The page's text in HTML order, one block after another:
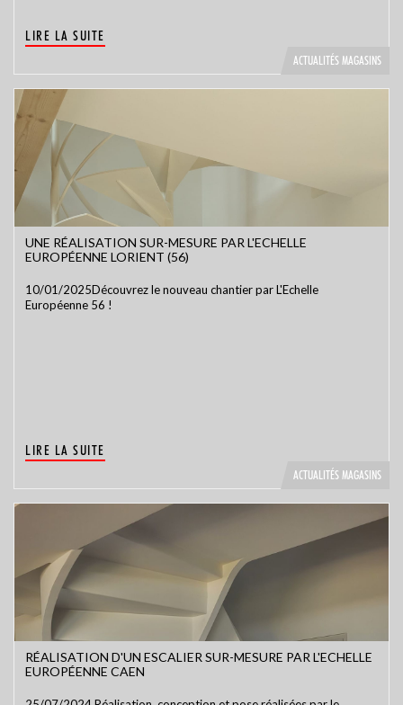
LIRE LA SUITE
ACTUALITÉS MAGASINS
UNE RÉALISATION SUR-MESURE PAR L'ECHELLE
EUROPÉENNE LORIENT (56)
10/01/2025Découvrez le nouveau chantier par L'Echelle
Européenne 56 !
LIRE LA SUITE
ACTUALITÉS MAGASINS
RÉALISATION D'UN ESCALIER SUR-MESURE PAR L'ECHELLE
EUROPÉENNE CAEN